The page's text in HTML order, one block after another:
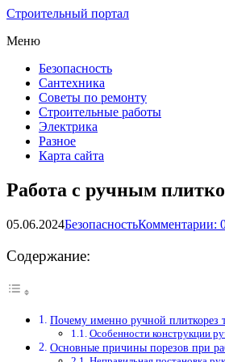
Строительный портал
Меню
Безопасность
Сантехника
Советы по ремонту
Строительные работы
Электрика
Разное
Карта сайта
Работа с ручным
05.06.2024БезопасностьКомментарии:
Содержание:
Почему именно ручной плиткорез
Особенности конструкции
Основные причины порезов при